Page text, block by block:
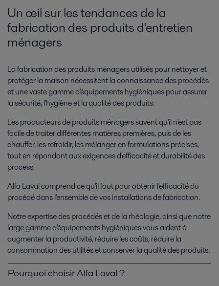
Un œil sur les tendances de la
fabrication des produits d'entretien
ménagers
La fabrication des produits ménagers utilisés pour nettoyer et
protéger la maison nécessitent la connaissance des procédés
et une vaste gamme d'équipements hygiéniques pour assurer
la sécurité, l'hygiène et la qualité des produits.
Les producteurs de produits ménagers savent qu'il n'est pas
facile de traiter différentes matières premières, puis de les
chauffer, les refroidir, les mélanger en formulations précises,
tout en répondant aux exigences d'efficacité et durabilité des
process.
Alfa Laval comprend ce qu'il faut pour obtenir l'efficacité du
procédé dans l'ensemble de vos installations de fabrication.
Notre expertise des procédés et de la rhéologie, ainsi que notre
large gamme d'équipements hygiéniques vous aident à
augmenter la productivité, réduire les coûts, réduire la
consommation des utilités et conserver la qualité des produits.
Pourquoi choisir Alfa Laval ?